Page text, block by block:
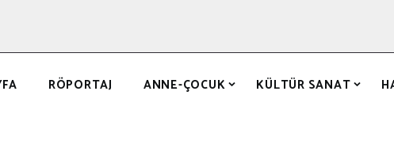
RÖPORTAJ ANNE-ÇOCUK KÜLTÜR SANAT
RÖPORTAJ
ANNE-ÇOCUK